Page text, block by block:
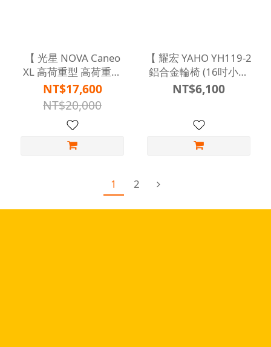
【 光星 NOVA Caneo
XL 高荷重型 高荷重調
整移位型 介護鼓剎 輪椅
】
NT$17,600
NT$20,000
【 耀宏 YAHO YH119-2
鋁合金輪椅 (16吋小輪
折背) 】
NT$6,100
1 2